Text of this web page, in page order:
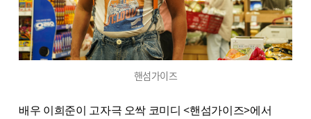
핸섬가이즈
배우 이희준이 고자극 오싹 코미디 <핸섬가이즈>에서